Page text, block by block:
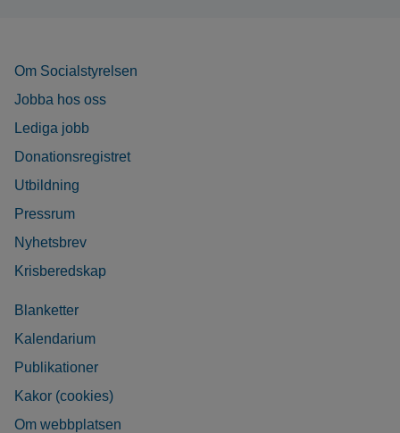
Om Socialstyrelsen
Jobba hos oss
Lediga jobb
Donationsregistret
Utbildning
Pressrum
Nyhetsbrev
Krisberedskap
Blanketter
Kalendarium
Publikationer
Kakor (cookies)
Om webbplatsen